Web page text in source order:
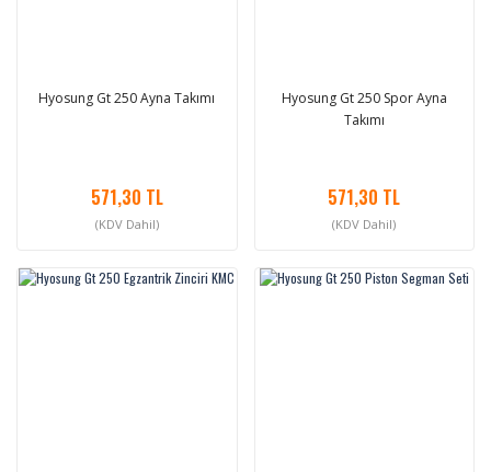
Hyosung Gt 250 Ayna Takımı
571,30 TL
(KDV Dahil)
Hyosung Gt 250 Spor Ayna
Takımı
571,30 TL
(KDV Dahil)